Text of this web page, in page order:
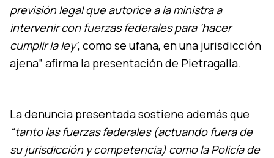
previsión legal que autorice a la ministra a
intervenir con fuerzas federales para ‘hacer
cumplir la ley’, como se ufana, en una jurisdicción
ajena” afirma la presentación de Pietragalla.
La denuncia presentada sostiene además que
“tanto las fuerzas federales (actuando fuera de
su jurisdicción y competencia) como la Policía de